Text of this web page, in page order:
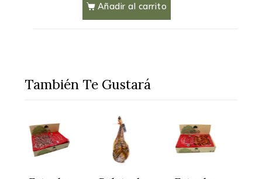
Añadir al carrito
También Te Gustará